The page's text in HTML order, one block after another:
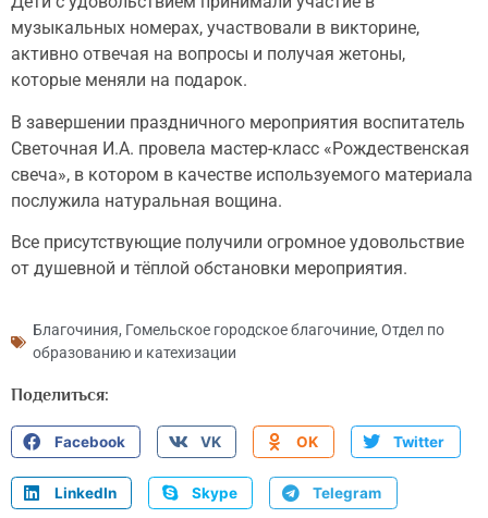
музыкальных номерах, участвовали в викторине,
активно отвечая на вопросы и получая жетоны,
которые меняли на подарок.
В завершении праздничного мероприятия воспитатель
Светочная И.А. провела мастер-класс «Рождественская
свеча», в котором в качестве используемого материала
послужила натуральная вощина.
Все присутствующие получили огромное удовольствие
от душевной и тёплой обстановки мероприятия.
Благочиния, Гомельское городское благочиние, Отдел по
образованию и катехизации
Поделиться:
Facebook VK OK Twitter
LinkedIn Skype Telegram